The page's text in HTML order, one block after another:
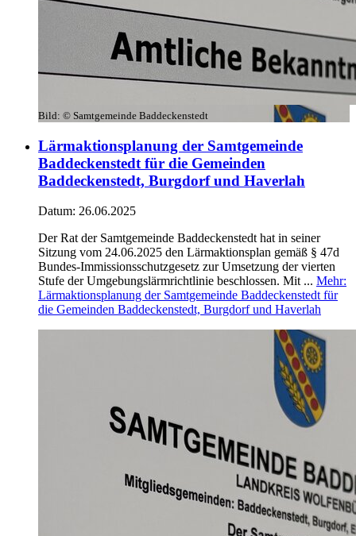
Bild: © Samtgemeinde Baddeckenstedt
Lärmaktionsplanung der Samtgemeinde
Baddeckenstedt für die Gemeinden
Baddeckenstedt, Burgdorf und Haverlah
Datum: 26.06.2025
Der Rat der Samtgemeinde Baddeckenstedt hat in seiner
Sitzung vom 24.06.2025 den Lärmaktionsplan gemäß § 47d
Bundes-Immissionsschutzgesetz zur Umsetzung der vierten
Stufe der Umgebungslärmrichtlinie beschlossen. Mit ... Mehr:
Lärmaktionsplanung der Samtgemeinde Baddeckenstedt für
die Gemeinden Baddeckenstedt, Burgdorf und Haverlah